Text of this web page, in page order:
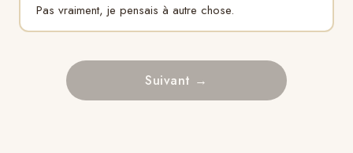
Pas vraiment, je pensais à autre chose.
Suivant →